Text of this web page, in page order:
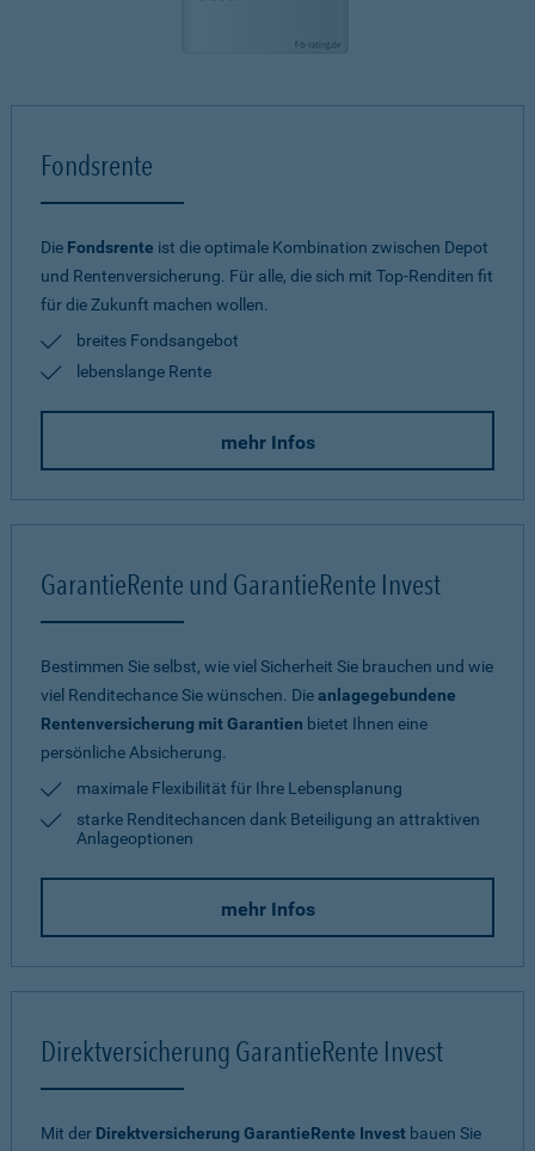
Fondsrente
Die Fondsrente ist die optimale Kombination zwischen Depot
und Rentenversicherung. Für alle, die sich mit Top-Renditen fit
für die Zukunft machen wollen.
breites Fondsangebot
lebenslange Rente
mehr Infos
GarantieRente und GarantieRente Invest
Bestimmen Sie selbst, wie viel Sicherheit Sie brauchen und wie
viel Renditechance Sie wünschen. Dieanlagegebundene
Rentenversicherung mit Garantien bietet Ihnen eine
persönliche Absicherung.
maximale Flexibilität für Ihre Lebensplanung
starke Renditechancen dank Beteiligung an attraktiven
Anlageoptionen
mehr Infos
Direktversicherung GarantieRente Invest
Mit der Direktversicherung GarantieRente Invest bauen Sie